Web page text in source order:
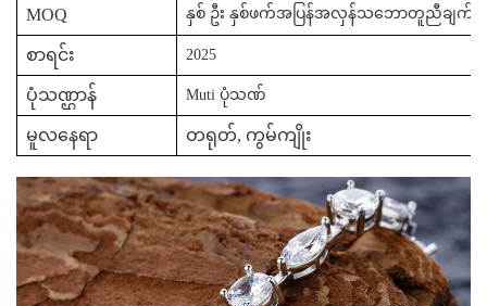
MOQ နှစ် ဦး နှစ်ဖက်အပြန်အလှန်သဘောတူညီချက်အာ
စာရင်း 2025
ပုံသဏ္ဌာန် Muti ပုံသဏ်
မူလနေရာ တရုတ်, ကွမ်ကျိုး